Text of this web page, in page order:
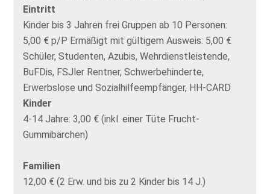
Eintritt
Kinder bis 3 Jahren frei Gruppen ab 10 Personen:
5,00 € p/P Ermäßigt mit gültigem Ausweis: 5,00 €
Schüler, Studenten, Azubis, Wehrdienstleistende,
BuFDis, FSJler Rentner, Schwerbehinderte,
Erwerbslose und Sozialhilfeempfänger, HH-CARD
Kinder
4-14 Jahre: 3,00 € (inkl. einer Tüte Frucht-
Gummibärchen)
Familien
12,00 € (2 Erw. und bis zu 2 Kinder bis 14 J.)